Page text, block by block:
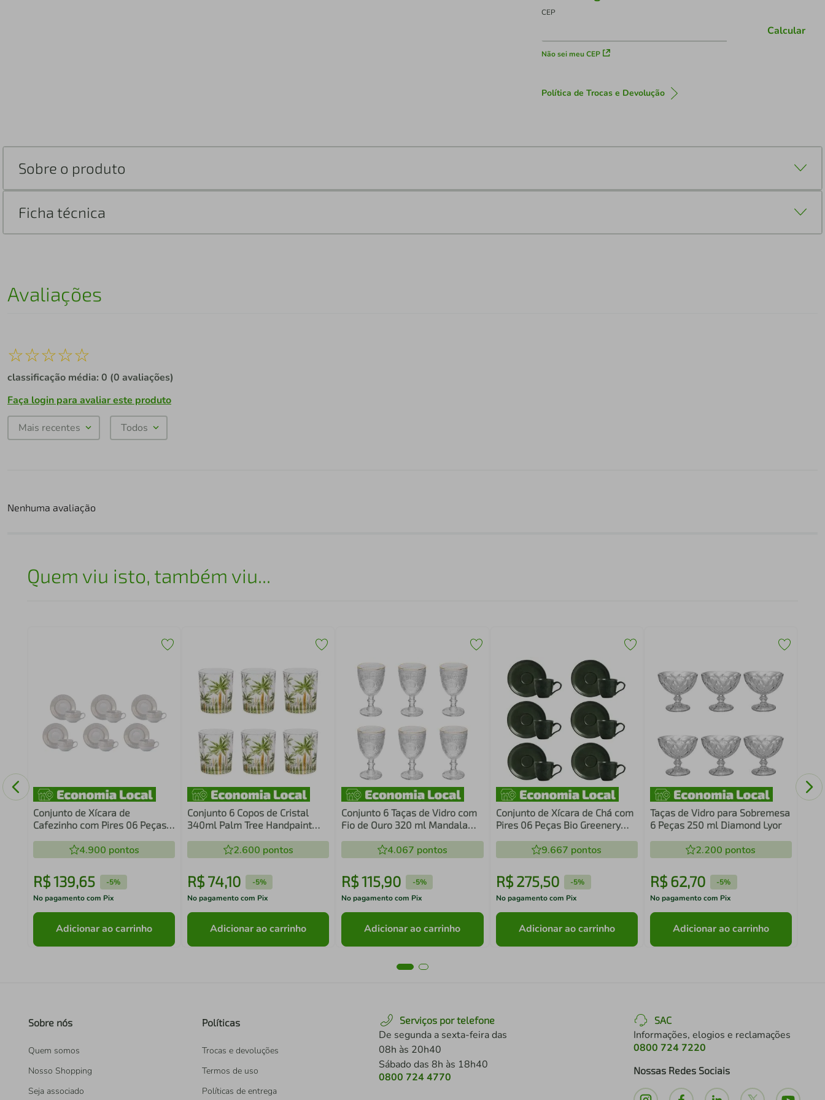
CEP
Não sei meu CEP
Calcular
Política de Trocas e Devolução
Sobre o produto
Ficha técnica
Avaliações
☆☆☆☆☆
classificação média: 0 (0 avaliações)
Faça login para avaliar este produto
Mais recentes Todos
Nenhuma avaliação
Quem viu isto, também viu...
Conjunto de Xícara de
Cafezinho com Pires 06 Peças
4.900 pontos
R$139,65 -5%
No pagamento com Pix
Adicionar ao carrinho
Conjunto 6 Copos de Cristal
340ml Palm Tree Handpaint
2.600 pontos
R$ 74,10 -5%
No pagamento com Pix
Adicionar ao carrinho
Conjunto 6 Taças de Vidro com
Fio de Ouro 320 ml Mandala
4.067 pontos
R$115,90 -5%
No pagamento com Pix
Adicionar ao carrinho
Conjunto de Xícara de Chá com
Pires 06 Peças Bio Greenery
9.667 pontos
R$ 275,50 -5%
No pagamento com Pix
Adicionar ao carrinho
Taças de Vidro para Sobremesa
6 Peças 250 ml Diamond Lyor
2.200 pontos
R$ 62,70 -5%
No pagamento com Pix
Adicionar ao carrinho
Sobre nós
Quem somos
Nosso Shopping
Seja associado
Políticas
Trocas e devoluções
Termos de uso
Políticas de entrega
Serviços por telefone
De segunda a sexta-feira das
08h às 20h40
Sábado das 8h às 18h40
0800 724 4770
SAC
Informações, elogios e reclamações
0800 724 7220
Nossas Redes Sociais